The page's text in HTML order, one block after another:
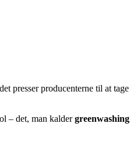
presser producenterne til at
– det, man kaldergreenwashing